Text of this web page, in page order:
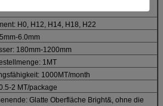
H0, H12, H14, H18, H22
6.0mm
180mm-1200mm
1MT
1000MT/month
2 MT/package
Glatte Oberfläche Bright&, ohne die